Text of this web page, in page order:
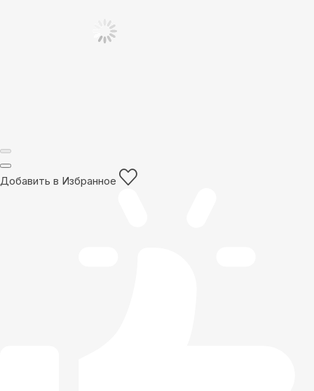
Добавить в Избранное